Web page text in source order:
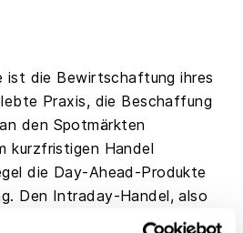
ist die Bewirtschaftung ihres
Praxis, die Beschaffung
den Spotmärkten
kurzfristigen Handel
die Day-Ahead-Produkte
Den Intraday-Handel, also
von Strom und Gas,